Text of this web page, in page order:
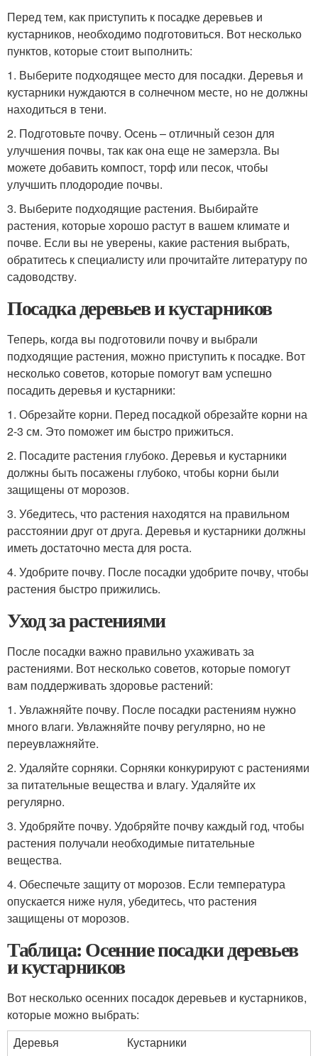
Перед тем, как приступить к посадке деревьев и
кустарников, необходимо подготовиться. Вот несколько
пунктов, которые стоит выполнить:
1. Выберите подходящее место для посадки. Деревья и
кустарники нуждаются в солнечном месте, но не должны
находиться в тени.
2. Подготовьте почву. Осень – отличный сезон для
улучшения почвы, так как она еще не замерзла. Вы
можете добавить компост, торф или песок, чтобы
улучшить плодородие почвы.
3. Выберите подходящие растения. Выбирайте
растения, которые хорошо растут в вашем климате и
почве. Если вы не уверены, какие растения выбрать,
обратитесь к специалисту или прочитайте литературу по
садоводству.
Посадка деревьев и кустарников
Теперь, когда вы подготовили почву и выбрали
подходящие растения, можно приступить к посадке. Вот
несколько советов, которые помогут вам успешно
посадить деревья и кустарники:
1. Обрезайте корни. Перед посадкой обрезайте корни на
2-3 см. Это поможет им быстро прижиться.
2. Посадите растения глубоко. Деревья и кустарники
должны быть посажены глубоко, чтобы корни были
защищены от морозов.
3. Убедитесь, что растения находятся на правильном
расстоянии друг от друга. Деревья и кустарники должны
иметь достаточно места для роста.
4. Удобрите почву. После посадки удобрите почву, чтобы
растения быстро прижились.
Уход за растениями
После посадки важно правильно ухаживать за
растениями. Вот несколько советов, которые помогут
вам поддерживать здоровье растений:
1. Увлажняйте почву. После посадки растениям нужно
много влаги. Увлажняйте почву регулярно, но не
переувлажняйте.
2. Удаляйте сорняки. Сорняки конкурируют с растениями
за питательные вещества и влагу. Удаляйте их
регулярно.
3. Удобряйте почву. Удобряйте почву каждый год, чтобы
растения получали необходимые питательные
вещества.
4. Обеспечьте защиту от морозов. Если температура
опускается ниже нуля, убедитесь, что растения
защищены от морозов.
Таблица: Осенние посадки деревьев
и кустарников
Вот несколько осенних посадок деревьев и кустарников,
которые можно выбрать:
Деревья
Кустарники